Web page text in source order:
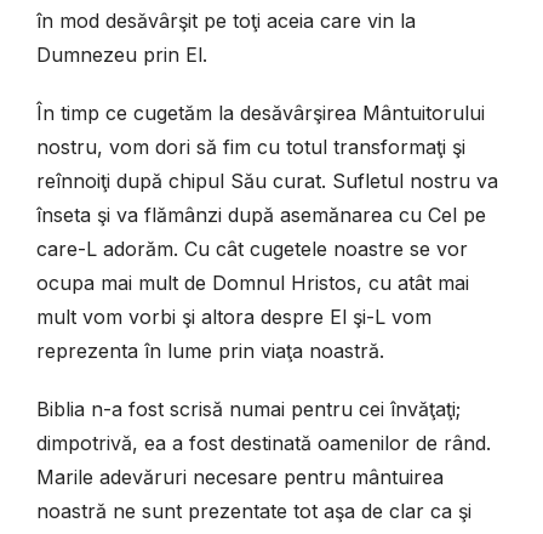
în mod desăvârşit pe toţi aceia care vin la
Dumnezeu prin El.
În timp ce cugetăm la desăvârşirea Mântuitorului
nostru, vom dori să fim cu totul transformaţi şi
reînnoiţi după chipul Său curat. Sufletul nostru va
înseta şi va flămânzi după asemănarea cu Cel pe
care-L adorăm. Cu cât cugetele noastre se vor
ocupa mai mult de Domnul Hristos, cu atât mai
mult vom vorbi şi altora despre El şi-L vom
reprezenta în lume prin viaţa noastră.
Biblia n-a fost scrisă numai pentru cei învăţaţi;
dimpotrivă, ea a fost destinată oamenilor de rând.
Marile adevăruri necesare pentru mântuirea
noastră ne sunt prezentate tot aşa de clar ca şi